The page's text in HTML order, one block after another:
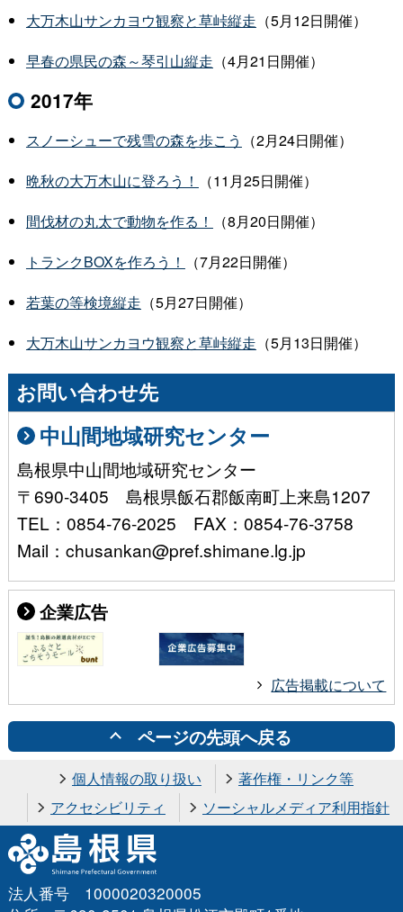
大万木山サンカヨウ観察と草峠縦走 （5月12日開催）
早春の県民の森～琴引山縦走 （4月21日開催）
2017年
スノーシューで残雪の森を歩こう
（2月24日開催）
晩秋の大万木山に登ろう！
（11月25日開催）
間伐材の丸太で動物を作る！
（8月20日開催）
トランクBOXを作ろう！
（7月22日開催）
若葉の等検境縦走 （5月27日開催）
大万木山サンカヨウ観察と草峠縦走 （5月13日開催）
お問い合わせ先
中山間地域研究センター
島根県中山間地域研究センター
〒690-3405 島根県飯石郡飯南町上来島1207
TEL：0854-76-2025 FAX：0854-76-3758
Mail：chusankan@pref.shimane.lg.jp
企業広告
広告掲載について
ページの先頭へ戻る
個人情報の取り扱い
著作権・リンク等
アクセシビリティ
ソーシャルメディア利用指針
法人番号 1000020320005